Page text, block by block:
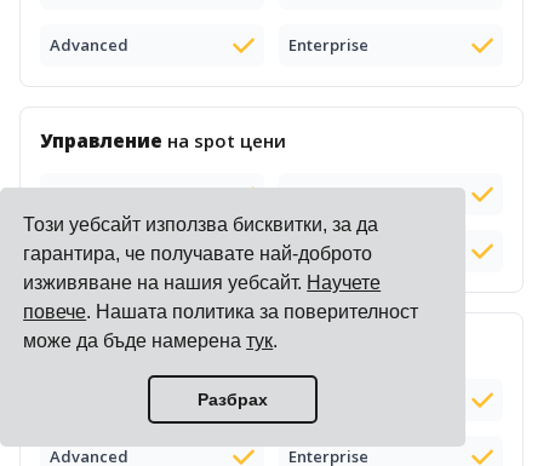
Този уебсайт използва бисквитки, за да
гарантира, че получавате най-доброто
изживяване на нашия уебсайт. Научете
повече. Нашата политика за поверителност
може да бъде намеренатук.
Разбрах
Advanced Enterprise
Управление на spot цени
Basic Standard
Advanced Enterprise
Публичнионлайн цениот превозвачи
Advanced Enterprise